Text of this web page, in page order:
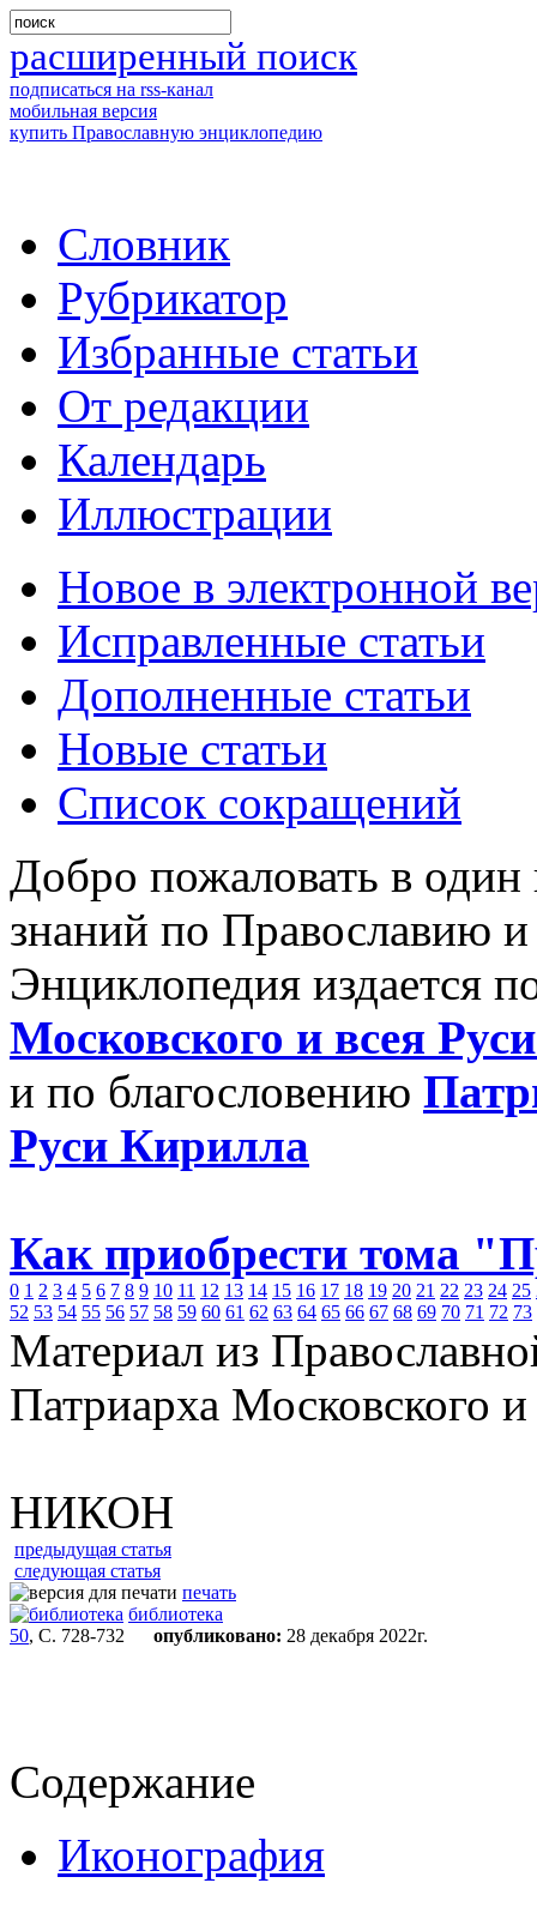
расширенный поиск
подписаться на rss-канал
мобильная версия
купить Православную энциклопедию
Словник
Рубрикатор
Избранные статьи
От редакции
Календарь
Иллюстрации
Новое в электронной
Исправленные статьи
Дополненные статьи
Новые статьи
Список сокращений
Добро пожаловать в
знаний по Православию
Энциклопедия издается
Московского и всея
и по благословению
Руси Кирилла
Как приобрести тома
0 1 2 3 4 5 6 7 8 9 10 11 12 13 14 15 16 17 18 19 20 21 22 23 24 25
52 53 54 55 56 57 58 59 60 61 62 63 64 65 66 67 68 69 70 71 72 73
Материал из
Патриарха Московского
НИКОН
предыдущая статья
следующая статья
печать
библиотека
50, С. 728-732 опубликовано: 28 декабря 2022г.
Содержание
Иконография